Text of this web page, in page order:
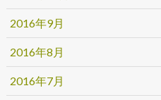
2016年9月
2016年8月
2016年7月